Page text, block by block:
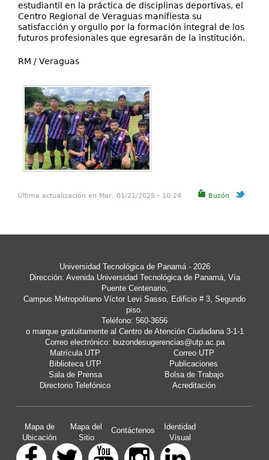
estudiantil en la práctica de disciplinas deportivas, el
Centro Regional de Veraguas manifiesta su
satisfacción y orgullo por la formación integral de los
futuros profesionales que egresarán de la institución.
RM / Veraguas
Buzón
Última actualización en Mar, 01/21/2025 - 10:24
Universidad Tecnológica de Panamá- 2026
Dirección: Avenida Universidad Tecnológica de Panamá, Vía
Puente Centenario,
Campus Metropolitano Víctor Levi Sasso, Edificio # 3, Segundo
piso.
Teléfono: 560-3656
o marque gratuitamente al Centro de Atención Ciudadana 3-1-1
Correo electrónico: buzondesugerencias@utp.ac.pa
Matrícula UTP
Correo UTP
Biblioteca UTP
Publicaciones
Sala de Prensa
Bolsa de Trabajo
Directorio Telefónico
Acreditación
Mapa de
Ubicación
Mapa del
Sitio
Contáctenos
Identidad
Visual